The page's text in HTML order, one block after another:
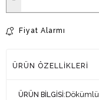
Fiyat Alarmı
ÜRÜN ÖZELLIKLERI
ÜRÜN BİLGİSİ:Dökümlü